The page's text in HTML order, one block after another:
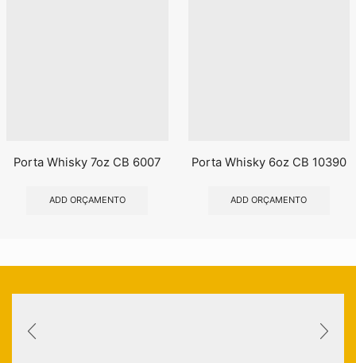
Porta Whisky 7oz CB 6007
ADD ORÇAMENTO
Porta Whisky 6oz CB 10390
ADD ORÇAMENTO